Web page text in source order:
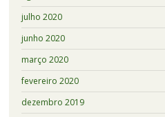
julho 2020
junho 2020
março 2020
fevereiro 2020
dezembro 2019